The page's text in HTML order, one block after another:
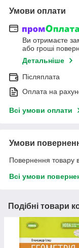
Умови оплати
Ви отримаєте
або гроші
Детальніше
Післяплата
Оплата на
Всі умови оплати
Умови
Повернення товару
Всі умови
Подібні товари